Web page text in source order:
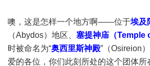
噢，这是怎样一个地方啊——位于埃及
（Abydos）地区、 塞提神庙（Temple
时被命名为“奥西里斯神殿”（Osireion
爱的各位，你们此刻所处的这个团体